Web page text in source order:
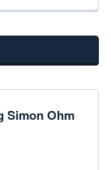
Simon Ohm